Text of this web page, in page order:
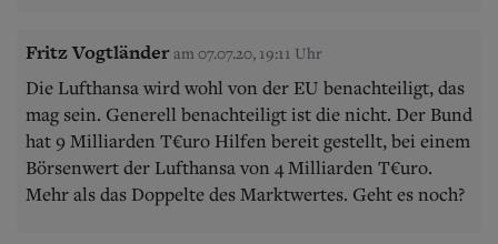
Fritz Vogtländer am 07.07.20, 19:11 Uhr
Die Lufthansa wird wohl von der EU benachteiligt, das
mag sein. Generell benachteiligt ist die nicht. Der Bund
hat 9 Milliarden T€uro Hilfen bereit gestellt, bei einem
Börsenwert der Lufthansa von 4 Milliarden T€uro.
Mehr als das Doppelte des Marktwertes. Geht es noch?